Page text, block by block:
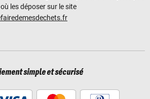
les déposer sur le site
simple et sécurisé